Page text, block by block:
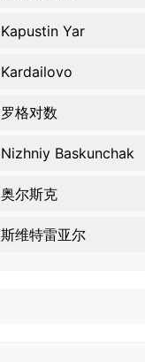
Kapustin Yar
Kardailovo
罗格对数
Nizhniy Baskunchak
奥尔斯克
斯维特雷亚尔